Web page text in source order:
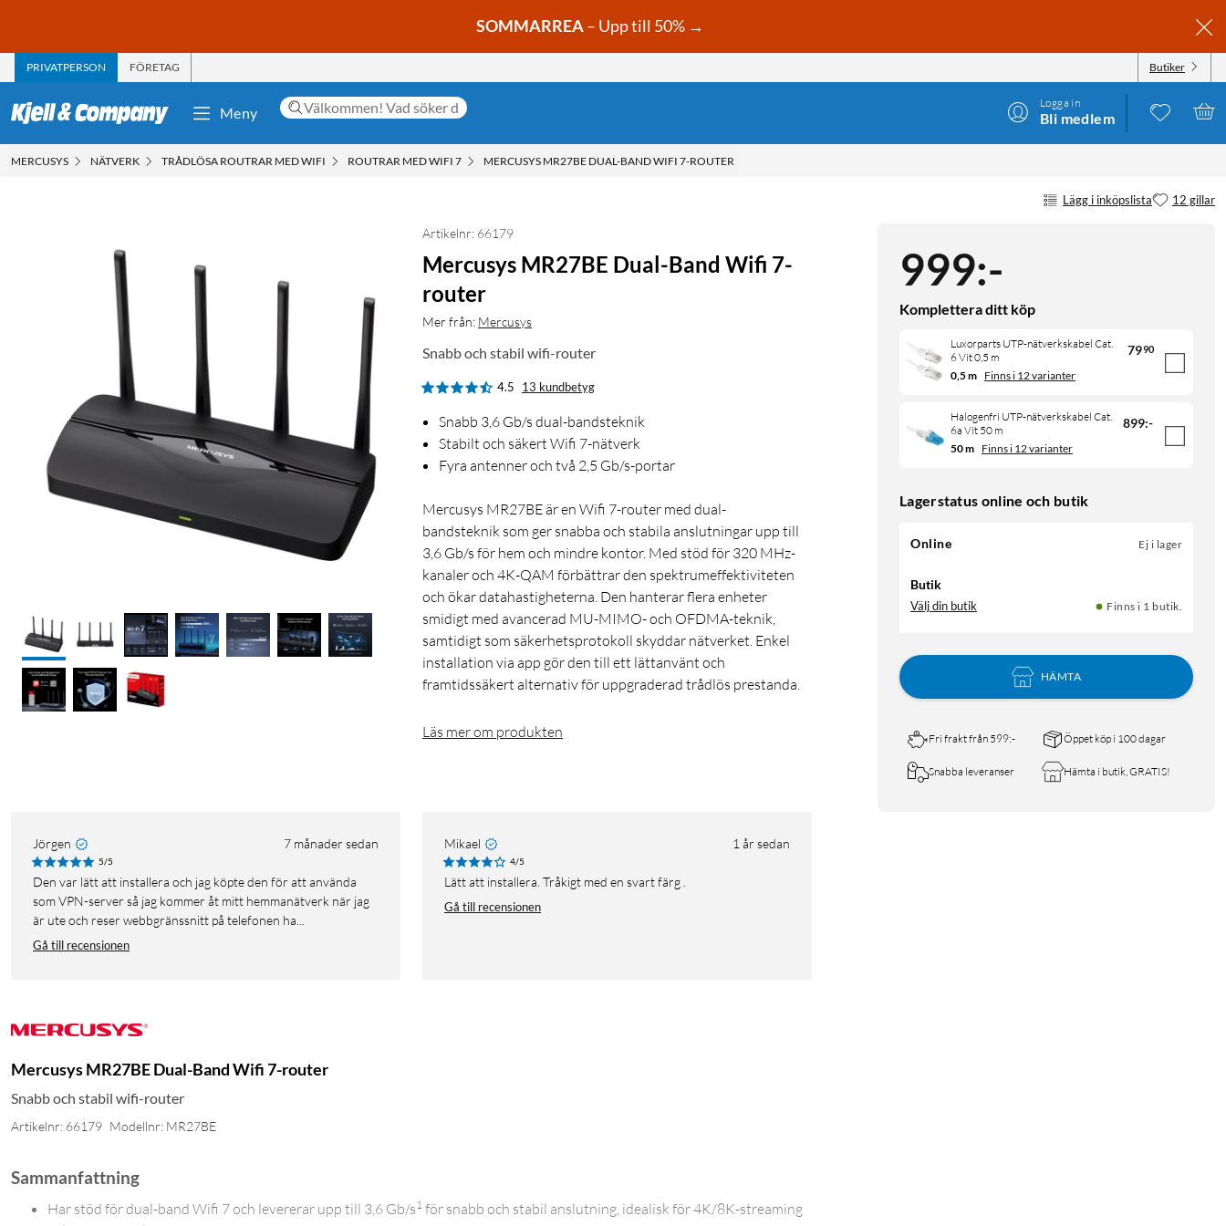
SOMMARREA– Upp till 50% →
PRIVATPERSON FÖRETAG Butiker
Meny
Logga in
Bli medlem
MERCUSYS NÄTVERK TRÅDLÖSA ROUTRAR MED WIFI ROUTRAR MED WIFI 7 MERCUSYS MR27BE DUAL-BAND WIFI 7-ROUTER
Lägg i inköpslista 12 gillar
999:-
Komplettera ditt köp
Luxorparts UTP-nätverkskabel Cat.
6 Vit 0,5 m
7990
0,5 m Finns i 12 varianter
Halogenfri UTP-nätverkskabel Cat.
6a Vit 50 m
899:-
50 m Finns i 12 varianter
Lagerstatus online och butik
Online Ej i lager
Butik
Välj din butik Finns i 1 butik.
HÄMTA
Fri frakt från 599:- Öppet köp i 100 dagar
Snabba leveranser Hämta i butik, GRATIS!
Artikelnr: 66179
Mercusys MR27BE Dual-Band Wifi 7-
router
Mer från: Mercusys
Snabb och stabil wifi-router
4.5 13 kundbetyg
Snabb 3,6 Gb/s dual-bandsteknik
Stabilt och säkert Wifi 7-nätverk
Fyra antenner och två 2,5 Gb/s-portar
Mercusys MR27BE är en Wifi 7-router med dual-
bandsteknik som ger snabba och stabila anslutningar upp till
3,6 Gb/s för hem och mindre kontor. Med stöd för 320 MHz-
kanaler och 4K-QAM förbättrar den spektrumeffektiviteten
och ökar datahastigheterna. Den hanterar flera enheter
smidigt med avancerad MU-MIMO- och OFDMA-teknik,
samtidigt som säkerhetsprotokoll skyddar nätverket. Enkel
installation via app gör den till ett lättanvänt och
framtidssäkert alternativ för uppgraderad trådlös prestanda.
Läs mer om produkten
Jörgen 7 månader sedan
5/5
Den var lätt att installera och jag köpte den för att använda
som VPN-server så jag kommer åt mitt hemmanätverk när jag
är ute och reser webbgränssnitt på telefonen ha...
Gå till recensionen
Mikael 1 år sedan
4/5
Lätt att installera. Tråkigt med en svart färg .
Gå till recensionen
Mercusys MR27BE Dual-Band Wifi 7-router
Snabb och stabil wifi-router
Artikelnr: 66179 Modellnr: MR27BE
Sammanfattning
Har stöd för dual-band Wifi 7 och levererar upp till 3,6 Gb/s 1 för snabb och stabil anslutning, idealisk för 4K/8K-streaming